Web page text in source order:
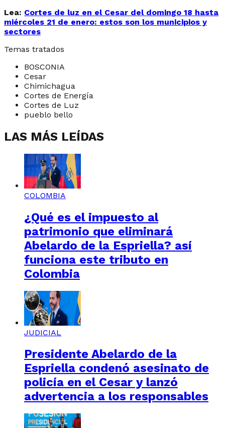
Lea: Cortes de luz en el Cesar del domingo 18 hasta
miércoles 21 de enero: estos son los municipios y
sectores
Temas tratados
BOSCONIA
Cesar
Chimichagua
Cortes de Energía
Cortes de Luz
pueblo bello
LAS MÁS LEÍDAS
COLOMBIA
¿Qué es el impuesto al
patrimonio que eliminará
Abelardo de la Espriella? así
funciona este tributo en
Colombia
JUDICIAL
Presidente Abelardo de la
Espriella condenó asesinato de
policía en el Cesar y lanzó
advertencia a los responsables